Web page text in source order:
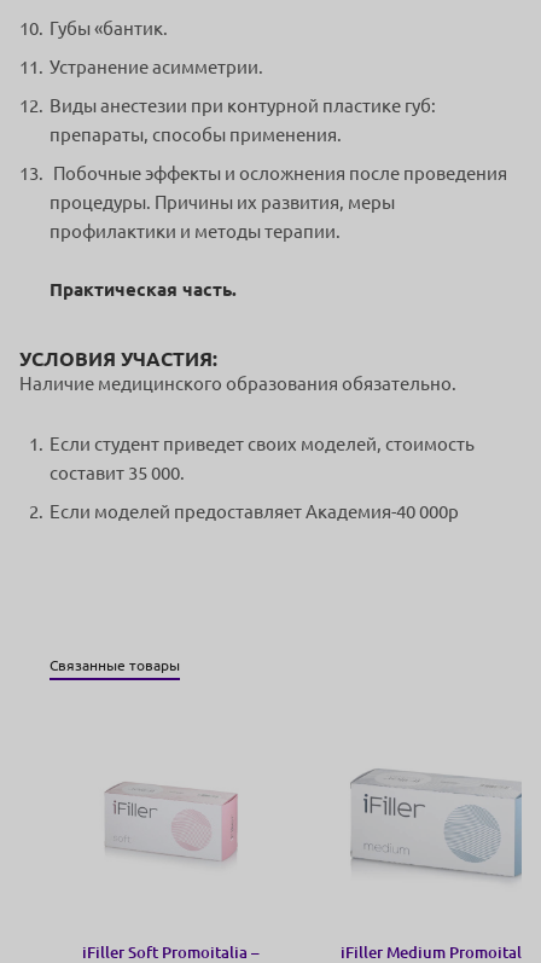
Губы «бантик.
Устранение асимметрии.
Виды анестезии при контурной пластике губ:
препараты, способы применения.
Побочные эффекты и осложнения после проведения
процедуры. Причины их развития, меры
профилактики и методы терапии.
Практическая часть.
УСЛОВИЯ УЧАСТИЯ:
Наличие медицинского образования обязательно.
Если студент приведет своих моделей, стоимость
составит 35 000.
Если моделей предоставляет Академия-40 000р
Связанные товары
iFiller Soft Promoitalia –
iFiller Medium Promoitalia